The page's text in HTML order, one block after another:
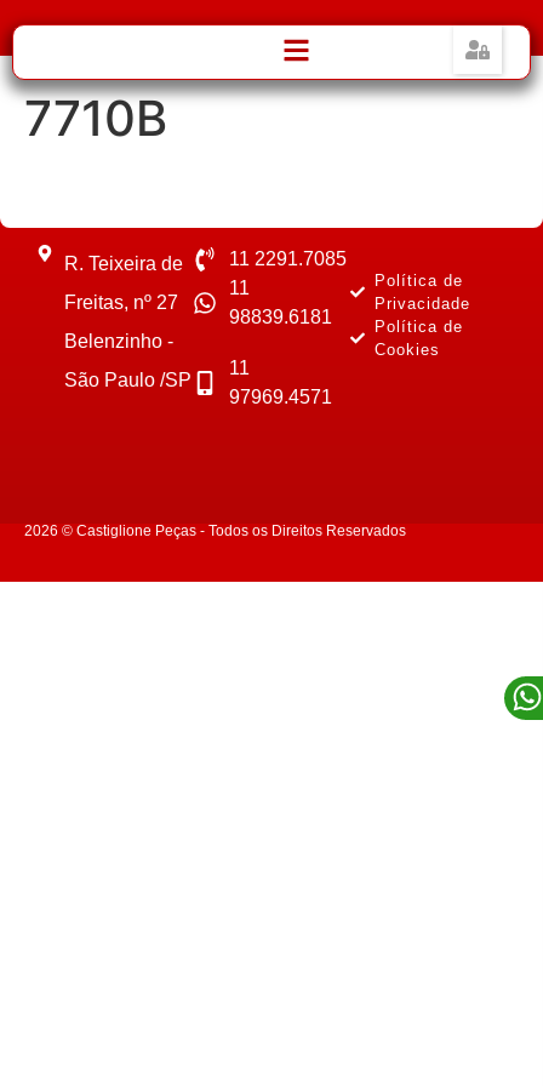
7710B
R. Teixeira de
Freitas, nº 27
Belenzinho -
São Paulo /SP
11 2291.7085
11
98839.6181
11
97969.4571
Política de
Privacidade
Política de
Cookies
2026 © Castiglione Peças - Todos os Direitos Reservados